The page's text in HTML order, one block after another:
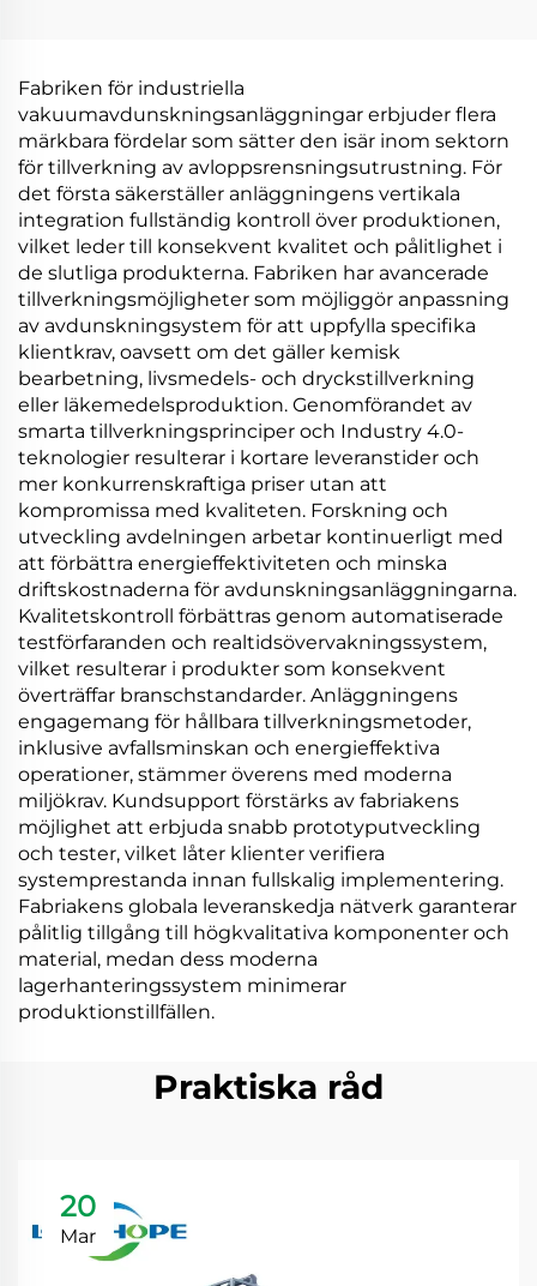
bearbetningsindustrin
Fabriken för industriella
vakuumavdunskningsanläggningar erbjuder flera
märkbara fördelar som sätter den isär inom sektorn
för tillverkning av avloppsrensningsutrustning. För
det första säkerställer anläggningens vertikala
integration fullständig kontroll över produktionen,
vilket leder till konsekvent kvalitet och pålitlighet i
de slutliga produkterna. Fabriken har avancerade
tillverkningsmöjligheter som möjliggör anpassning
av avdunskningsystem för att uppfylla specifika
klientkrav, oavsett om det gäller kemisk
bearbetning, livsmedels- och dryckstillverkning
eller läkemedelsproduktion. Genomförandet av
smarta tillverkningsprinciper och Industry 4.0-
teknologier resulterar i kortare leveranstider och
mer konkurrenskraftiga priser utan att
kompromissa med kvaliteten. Forskning och
utveckling avdelningen arbetar kontinuerligt med
att förbättra energieffektiviteten och minska
driftskostnaderna för avdunskningsanläggningarna.
Kvalitetskontroll förbättras genom automatiserade
testförfaranden och realtidsövervakningssystem,
vilket resulterar i produkter som konsekvent
överträffar branschstandarder. Anläggningens
engagemang för hållbara tillverkningsmetoder,
inklusive avfallsminskan och energieffektiva
operationer, stämmer överens med moderna
miljökrav. Kundsupport förstärks av fabriakens
möjlighet att erbjuda snabb prototyputveckling
och tester, vilket låter klienter verifiera
systemprestanda innan fullskalig implementering.
Fabriakens globala leveranskedja nätverk garanterar
pålitlig tillgång till högkvalitativa komponenter och
material, medan dess moderna
lagerhanteringssystem minimerar
produktionstillfällen.
Praktiska råd
20
Mar